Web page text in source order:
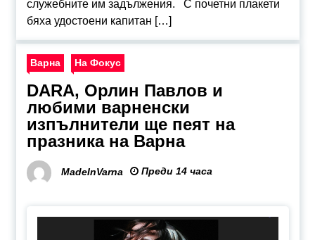
служебните им задължения. С почетни плакети
бяха удостоени капитан […]
Варна На Фокус
DARA, Орлин Павлов и
любими варненски
изпълнители ще пеят на
празника на Варна
MadeInVarna Преди 14 часа